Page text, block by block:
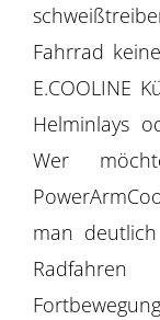
Fahrrad
E.COOLINE
Helminlays
Wer
man